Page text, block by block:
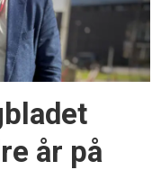
år på